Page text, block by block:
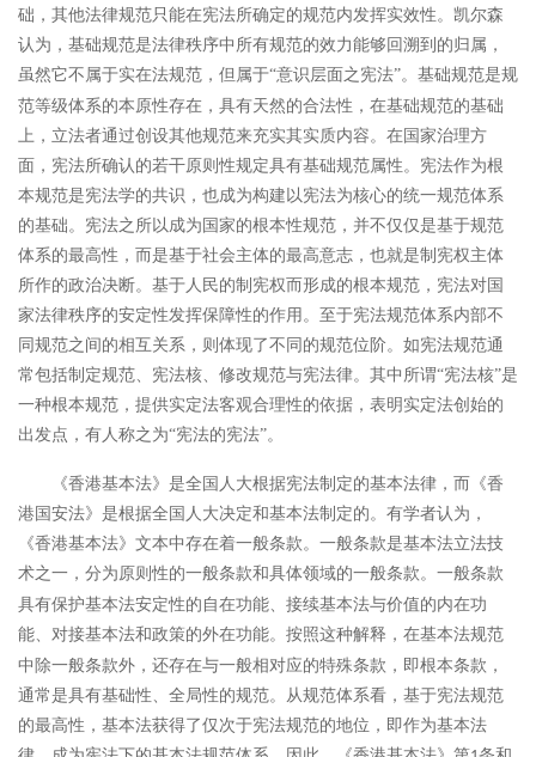
础，其他法律规范只能在宪法所确定的规范内发挥实效性。凯尔森
认为，基础规范是法律秩序中所有规范的效力能够回溯到的归属，
虽然它不属于实在法规范，但属于“意识层面之宪法”。 基础规范是规
范等级体系的本原性存在，具有天然的合法性，在基础规范的基础
上，立法者通过创设其他规范来充实其实质内容。在国家治理方
面，宪法所确认的若干原则性规定具有基础规范属性。宪法作为根
本规范是宪法学的共识，也成为构建以宪法为核心的统一规范体系
的基础。宪法之所以成为国家的根本性规范，并不仅仅是基于规范
体系的最高性，而是基于社会主体的最高意志，也就是制宪权主体
所作的政治决断。基于人民的制宪权而形成的根本规范，宪法对国
家法律秩序的安定性发挥保障性的作用。至于宪法规范体系内部不
同规范之间的相互关系，则体现了不同的规范位阶。如宪法规范通
常包括制定规范、宪法核、修改规范与宪法律。其中所谓“宪法核”是
一种根本规范，提供实定法客观合理性的依据，表明实定法创始的
出发点，有人称之为“宪法的宪法”。
《香港基本法》是全国人大根据宪法制定的基本法律，而《香
港国安法》是根据全国人大决定和基本法制定的。有学者认为，
《香港基本法》文本中存在着一般条款。一般条款是基本法立法技
术之一，分为原则性的一般条款和具体领域的一般条款。 一般条款
具有保护基本法安定性的自在功能、接续基本法与价值的内在功
能、对接基本法和政策的外在功能。 按照这种解释，在基本法规范
中除一般条款外，还存在与一般相对应的特殊条款，即根本条款，
通常是具有基础性、全局性的规范。从规范体系看，基于宪法规范
的最高性，基本法获得了仅次于宪法规范的地位，即作为基本法